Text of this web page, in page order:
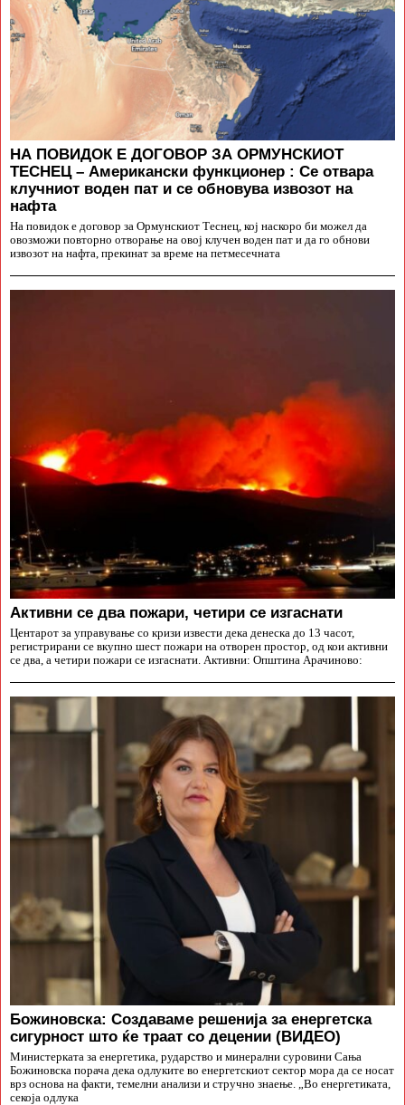
НА ПОВИДОК Е ДОГОВОР ЗА ОРМУНСКИОТ
ТЕСНЕЦ – Американски функционер : Се отвара
клучниот воден пат и се обновува извозот на
нафта
На повидок е договор за Ормунскиот Теснец, кој наскоро би можел да
овозможи повторно отворање на овој клучен воден пат и да го обнови
извозот на нафта, прекинат за време на петмесечната
Aктивни се два пожари, четири се изгаснати
Центарот за управување со кризи извести дека денеска до 13 часот,
регистрирани се вкупно шест пожари на отворен простор, од кои активни
се два, а четири пожари се изгаснати. Активни: Општина Арачиново:
Божиновска: Создаваме решенија за енергетска
сигурност што ќе траат со децении (ВИДЕО)
Министерката за енергетика, рударство и минерални суровини Сања
Божиновска порача дека одлуките во енергетскиот сектор мора да се носат
врз основа на факти, темелни анализи и стручно знаење. „Во енергетиката,
секоја одлука